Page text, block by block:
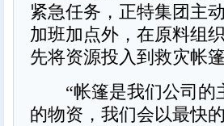
紧急任务，正特集团主
加班加点外，在原料组
先将资源投入到救灾帐
“帐篷是我们公司的
的物资，我们会以最快